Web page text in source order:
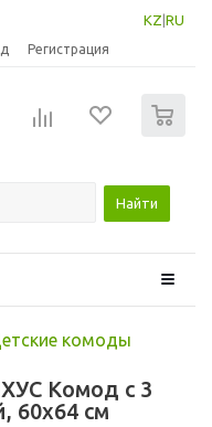
KZ RU
Регистрация
Найти
комоды
Комод с 3
60x64 см